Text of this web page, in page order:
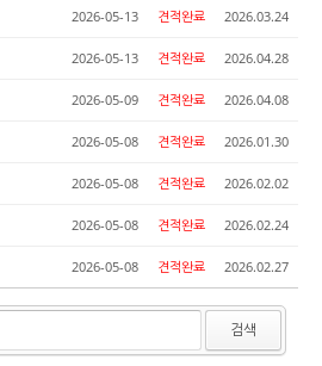
2026-05-13 견적완료 2026.03.24
2026-05-13 견적완료 2026.04.28
2026-05-09 견적완료 2026.04.08
2026-05-08 견적완료 2026.01.30
2026-05-08 견적완료 2026.02.02
2026-05-08 견적완료 2026.02.24
2026-05-08 견적완료 2026.02.27
검색